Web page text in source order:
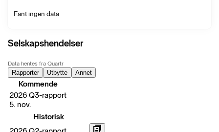
Fant ingen data
Selskapshendelser
Data hentes fra Quartr
Rapporter Utbytte Annet
Kommende
2026 Q3-rapport
5. nov.
Historisk